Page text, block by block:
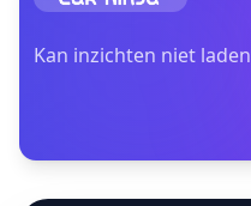
Kan inzichten niet laden